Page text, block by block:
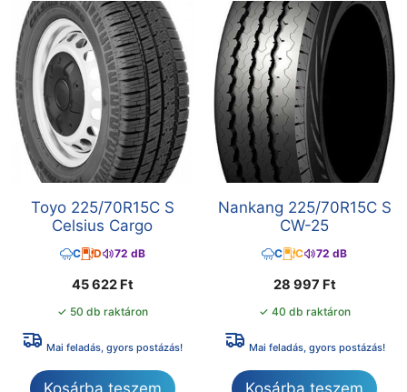
Toyo 225/70R15C S
Celsius Cargo
C D 72 dB
45 622 Ft
✓ 50 db raktáron
Mai feladás, gyors postázás!
Kosárba teszem
Nankang 225/70R15C S
CW-25
C C 72 dB
28 997 Ft
✓ 40 db raktáron
Mai feladás, gyors postázás!
Kosárba teszem